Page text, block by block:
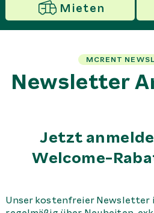
Mieten
MCRENT
Newsletter
Jetzt
Welcome-
Unser kostenfreier Newsletter